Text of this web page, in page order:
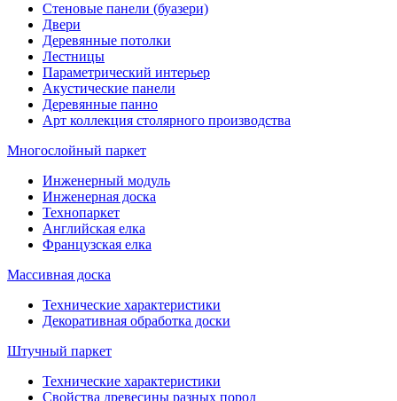
Стеновые панели (буазери)
Двери
Деревянные потолки
Лестницы
Параметрический интерьер
Акустические панели
Деревянные панно
Арт коллекция столярного производства
Многослойный паркет
Инженерный модуль
Инженерная доска
Технопаркет
Английская елка
Французская елка
Массивная доска
Технические характеристики
Декоративная обработка доски
Штучный паркет
Технические характеристики
Свойства древесины разных пород